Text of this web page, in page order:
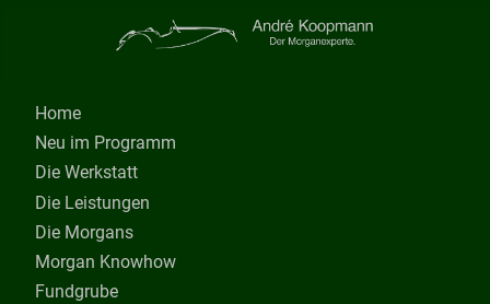
Home
Neu im Programm
Die Werkstatt
Die Leistungen
Die Morgans
Morgan Knowhow
Fundgrube